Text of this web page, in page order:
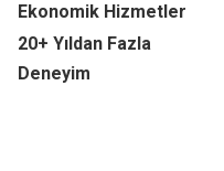
Ekonomik Hizmetler
20+ Yıldan Fazla
Deneyim